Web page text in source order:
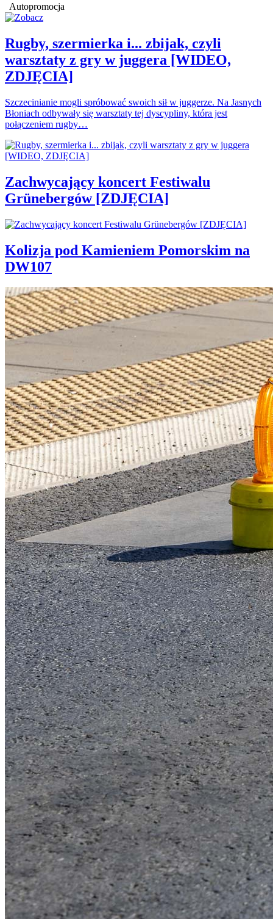
Autopromocja
Rugby, szermierka i... zbijak, czyli
warsztaty z gry w juggera [WIDEO,
ZDJĘCIA]
Szczecinianie mogli spróbować swoich sił w juggerze. Na Jasnych
Błoniach odbywały się warsztaty tej dyscypliny, która jest
połączeniem rugby…
Zachwycający koncert Festiwalu
Grünebergów [ZDJĘCIA]
Kolizja pod Kamieniem Pomorskim na
DW107